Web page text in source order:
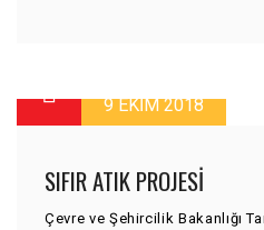
9 EKIM 2018
SIFIR ATIK PROJESİ
Çevre ve Şehircilik Bakanlığı